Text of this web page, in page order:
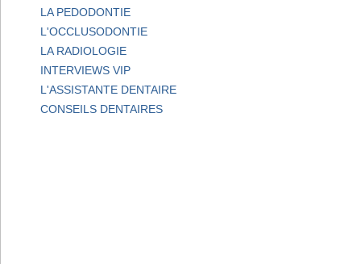
LA PEDODONTIE
L'OCCLUSODONTIE
LA RADIOLOGIE
INTERVIEWS VIP
L'ASSISTANTE DENTAIRE
CONSEILS DENTAIRES